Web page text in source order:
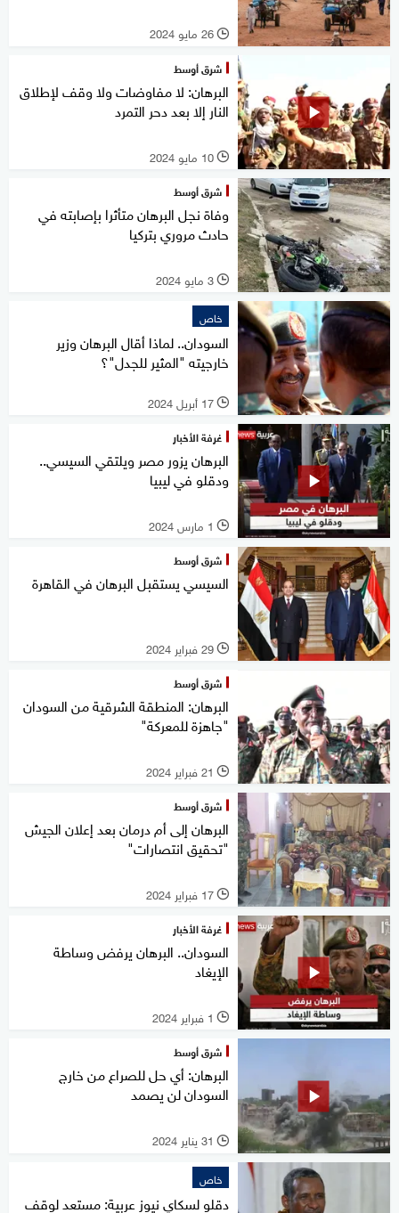
l 26 مايو 2024
شرق أوسط
البرهان: لا مفاوضات ولا وقف لإطلاق
النار إلا بعد دحر التمرد
l 10 مايو 2024
شرق أوسط
وفاة نجل البرهان متأثرا بإصابته في
حادث مروري بتركيا
l 3 مايو 2024
خاص
السودان.. لماذا أقال البرهان وزير
خارجيته "المثير للجدل"؟
l 17 أبريل 2024
غرفة الأخبار
البرهان يزور مصر ويلتقي السيسي..
ودقلو في ليبيا
l 1 مارس 2024
شرق أوسط
السيسي يستقبل البرهان في القاهرة
l 29 فبراير 2024
شرق أوسط
البرهان: المنطقة الشرقية من السودان
"جاهزة للمعركة"
l 21 فبراير 2024
شرق أوسط
البرهان إلى أم درمان بعد إعلان الجيش
"تحقيق انتصارات"
l 17 فبراير 2024
غرفة الأخبار
السودان.. البرهان يرفض وساطة
الإيغاد
l 1 فبراير 2024
شرق أوسط
البرهان: أي حل للصراع من خارج
السودان لن يصمد
l 31 يناير 2024
خاص
دقلو لسكاي نيوز عربية: مستعد لوقف